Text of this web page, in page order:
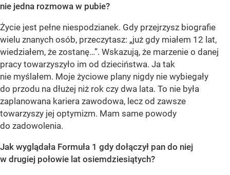
nie jedna rozmowa w pubie?
Życie jest pełne niespodzianek. Gdy przejrzysz biografie
wielu znanych osób, przeczytasz: „już gdy miałem 12 lat,
wiedziałem, że zostanę…”. Wskazują, że marzenie o danej
pracy towarzyszyło im od dzieciństwa. Ja tak
nie myślałem. Moje życiowe plany nigdy nie wybiegały
do przodu na dłużej niż rok czy dwa lata. To nie była
zaplanowana kariera zawodowa, lecz od zawsze
towarzyszy jej optymizm. Mam same powody
do zadowolenia.
Jak wyglądała Formuła 1 gdy dołączył pan do niej
w drugiej połowie lat osiemdziesiątych?